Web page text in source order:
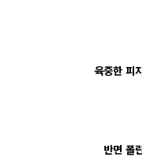
육중한 피
반면 폴